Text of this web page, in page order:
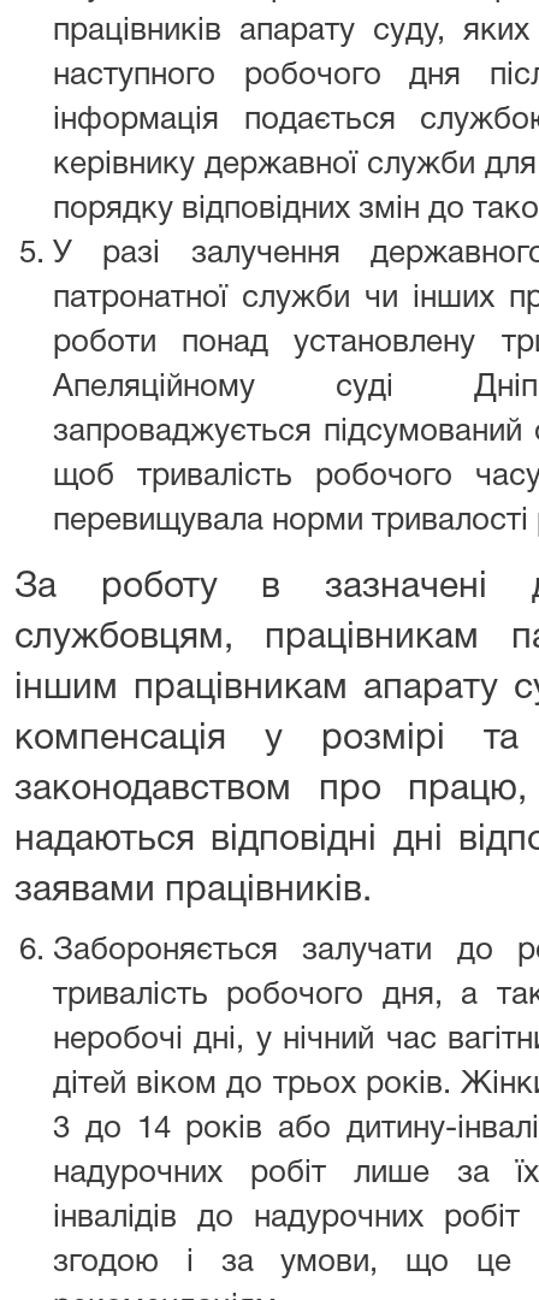
працівників апарату суду,
наступного робочого дня
інформація подається
керівнику державної служби
порядку відповідних змін до
У разі залучення
патронатної служби чи інших
роботи понад установлену
Апеляційному суді
запроваджується
щоб тривалість робочого
перевищувала норми тривалості
За роботу в зазначені
службовцям, працівникам
іншим працівникам апарату
компенсація у розмірі та
законодавством про
надаються відповідні дні
заявами працівників.
Забороняється залучати до
тривалість робочого дня, а
неробочі дні, у нічний час
дітей віком до трьох років.
3 до 14 років або дитину-
надурочних робіт лише за
інвалідів до надурочних
згодою і за умови, що це